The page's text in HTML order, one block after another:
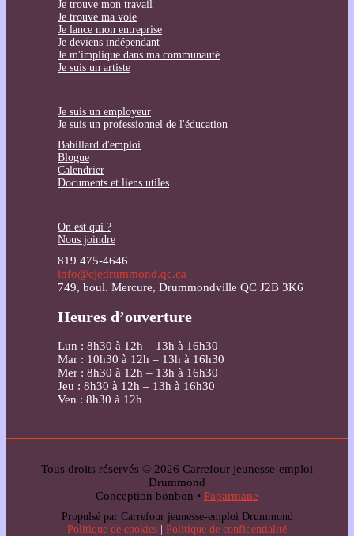
Je trouve mon travail
Je trouve ma voie
Je lance mon entreprise
Je deviens indépendant
Je m'implique dans ma communauté
Je suis un artiste
Je suis un employeur
Je suis un professionnel de l'éducation
Babillard d'emploi
Blogue
Calendrier
Documents et liens utiles
On est qui ?
Nous joindre
819 475-4646
info@cjedrummond.qc.ca
749, boul. Mercure, Drummondville QC J2B 3K6
Heures d’ouverture
Lun : 8h30 à 12h – 13h à 16h30
Mar : 10h30 à 12h – 13h à 16h30
Mer : 8h30 à 12h – 13h à 16h30
Jeu : 8h30 à 12h – 13h à 16h30
Ven : 8h30 à 12h
Tous droits réservés © 2026 Carrefour jeunesse-emploi
Drummond
Conception bonbon • Paparmane
Propulsé par Carrefour jeunesse-emploi Drummond
Politique de cookies | Politique de confidentialité